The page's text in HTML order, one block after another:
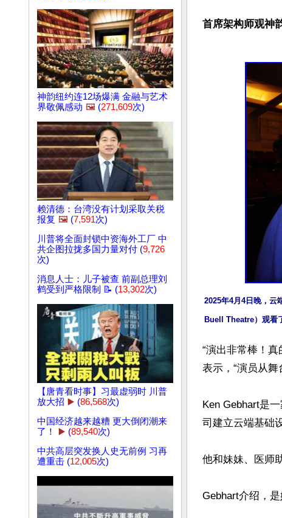
神韵纽约连12场爆满 金融与艺术
界敬佩感动 🖼️ (271,609次)
赖清德：台湾没有计划采取关税
报复 🖼️ (7,591次)
川普将全面封锁中资海外工厂 中
共企图拉拢多国力量对付 (9,726
次)
消息人士：儿子被查 前副总理刘
鹤受到严格限制 📝 (13,302次)
【唐青看时事】习最虚弱时 川普
放大招 ▶️ (86,568次)
中国经济越来越糟 更大倒闭潮来
了！
▶️ (89,540次)
中共高层突发换人史无前例 习再
遭重击 (12,005次)
首席架构师观神
2025年4月4日晚，云
Buell Theatre）观看
“演出非常棒！
表示，“演员从
Ken Gebhart是
司建立云端基础
他和妹妹、医师
Gebhart介绍，